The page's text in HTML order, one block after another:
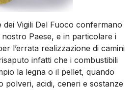
dei Vigili Del Fuoco confermano
Paese, e in particolare i
l’errata realizzazione di camini
infatti che i combustibili
la legna o il pellet, quando
polveri, acidi, ceneri e sostanze